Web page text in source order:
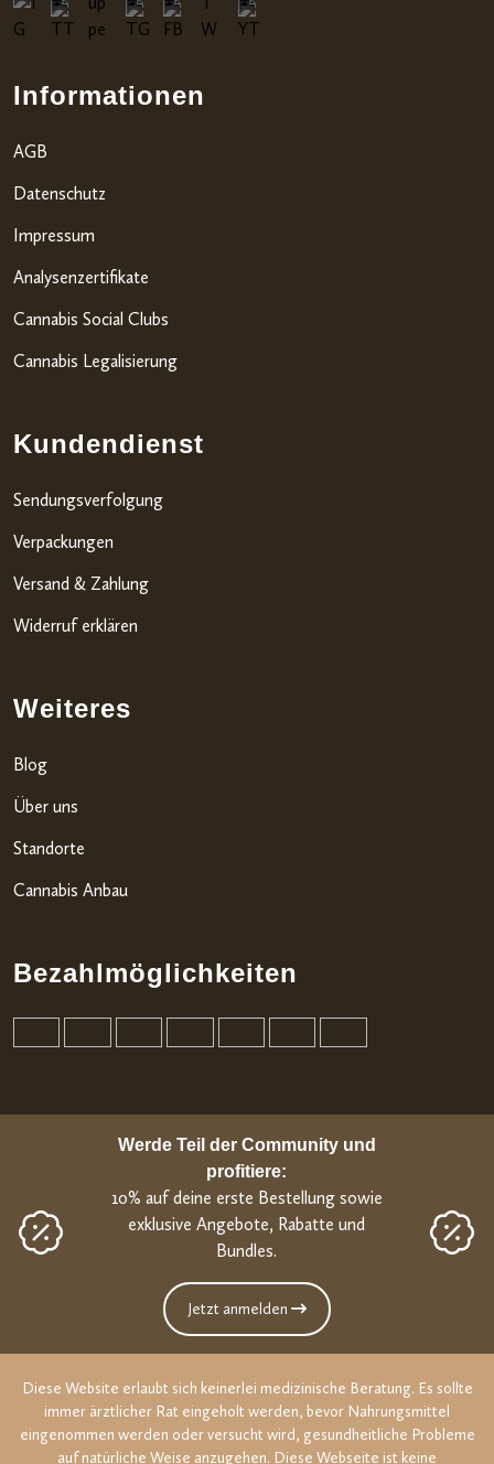
Informationen
AGB
Datenschutz
Impressum
Analysenzertifikate
Cannabis Social Clubs
Cannabis Legalisierung
Kundendienst
Sendungsverfolgung
Verpackungen
Versand & Zahlung
Widerruf erklären
Weiteres
Blog
Über uns
Standorte
Cannabis Anbau
Bezahlmöglichkeiten
Werde Teil der Community und
profitiere:
10% auf deine erste Bestellung sowie
exklusive Angebote, Rabatte und
Bundles.
Jetzt anmelden
Diese Website erlaubt sich keinerlei medizinische Beratung. Es sollte
immer ärztlicher Rat eingeholt werden, bevor Nahrungsmittel
eingenommen werden oder versucht wird, gesundheitliche Probleme
auf natürliche Weise anzugehen. Diese Webseite ist keine